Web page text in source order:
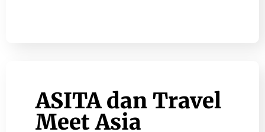
ASITA dan Travel
Meet Asia